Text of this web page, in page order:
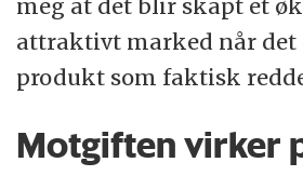
meg at det blir skapt et
attraktivt marked når det
produkt som faktisk
Motgiften virker